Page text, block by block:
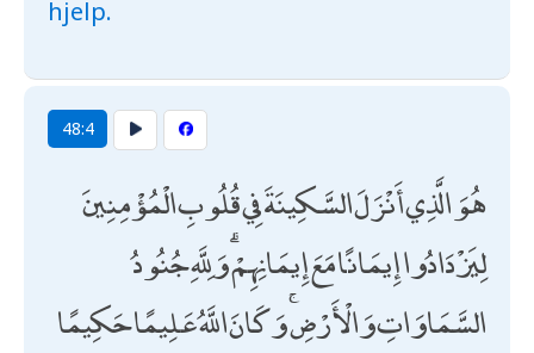
hjelp.
48:4
هُوَ الَّذِي أَنْزَلَ السَّكِينَةَ فِي قُلُوبِ الْمُؤْمِنِينَ
لِيَزْدَادُوا إِيمَانًا مَعَ إِيمَانِهِمْ ۗ وَلِلَّهِ جُنُودُ
السَّمَاوَاتِ وَالْأَرْضِ ۚ وَكَانَ اللَّهُ عَلِيمًا حَكِيمًا